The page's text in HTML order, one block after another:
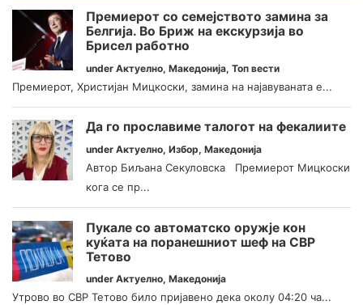
Премиерот со семејството замина за
Белгија. Во Бриж на екскурзија во
Брисел работно
under Актуелно, Македонија, Топ вести
Премиерот, Христијан Мицкоски, замина на најавуваната е...
Да го прославиме талогот на фекалиите
under Актуелно, Избор, Македонија
Автор Биљана Секуловска Премиерот Мицкоски
кога се пр...
Пукале со автоматско оружје кон
куќата на поранешниот шеф на СВР
Тетово
under Актуелно, Македонија
Утрово во СВР Тетово било пријавено дека околу 04:20 ча...